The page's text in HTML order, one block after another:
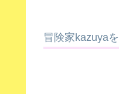
冒険家kazuya